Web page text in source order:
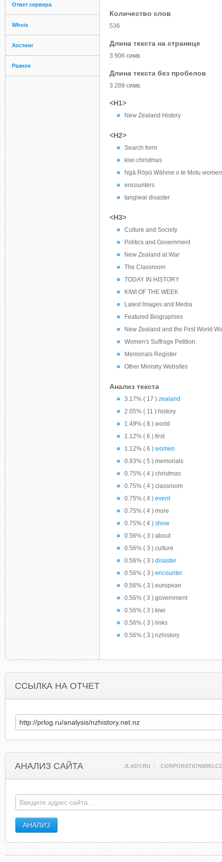
Ответ сервера
Whois
Хостинг
Разное
Количество слов
536
Длина текста на странице
3 906 симв.
Длина текста без пробелов
3 289 симв.
<H1>
New Zealand History
<H2>
Search form
kiwi christmas
Ngā Rōpū Wāhine o te Motu
encounters
tangiwai disaster
<H3>
Culture and Society
Politics and Government
New Zealand at War
The Classroom
TODAY IN HISTORY
KIWI OF THE WEEK
Latest Images and Media
Featured Biographies
New Zealand and the First World
Women's Suffrage Petition
Memorials Register
Other Ministry Websites
Анализ текста
3.17% ( 17 ) zealand
2.05% ( 11 ) history
1.49% ( 8 ) world
1.12% ( 6 ) first
1.12% ( 6 ) women
0.93% ( 5 ) memorials
0.75% ( 4 ) christmas
0.75% ( 4 ) classroom
0.75% ( 4 ) event
0.75% ( 4 ) more
0.75% ( 4 ) show
0.56% ( 3 ) about
0.56% ( 3 ) culture
0.56% ( 3 ) disaster
0.56% ( 3 ) encounter
0.56% ( 3 ) european
0.56% ( 3 ) government
0.56% ( 3 ) kiwi
0.56% ( 3 ) links
0.56% ( 3 ) nzhistory
ССЫЛКА НА ОТЧЕТ
АНАЛИЗ САЙТА JLADY.RU